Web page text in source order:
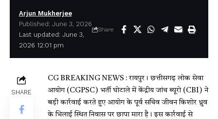
Last updated: June 3,
2026 12:01 pm
Arjun Mukherjee
Published: June 3, 2026
Share
SHARE
CG BREAKING NEWS : रायपुर। छत्तीसगढ़ लोक सेवा
आयोग (CGPSC) भर्ती घोटाले में केंद्रीय जांच ब्यूरो (CBI) ने
बड़ी कार्रवाई करते हुए आयोग के पूर्व सचिव जीवन किशोर ध्रुव
के भिलाई स्थित निवास पर छापा मारा है। इस कार्रवाई से